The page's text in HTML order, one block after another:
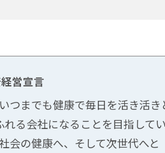
営宣言
つまでも健康で毎日を活き活き
れる会社になることを目指して
会の健康へ、そして次世代へと